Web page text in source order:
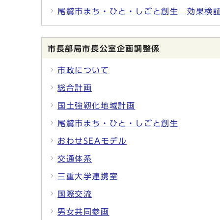
尾鷲市まち・ひと・しごと創生 効果検
市長部局市長公室企画調整係
市政について
総合計画
国土強靭化地域計画
尾鷲市まち・ひと・しごと創生
おわせSEAモデル
交通体系
三重大学連携室
国際交流
男女共同参画